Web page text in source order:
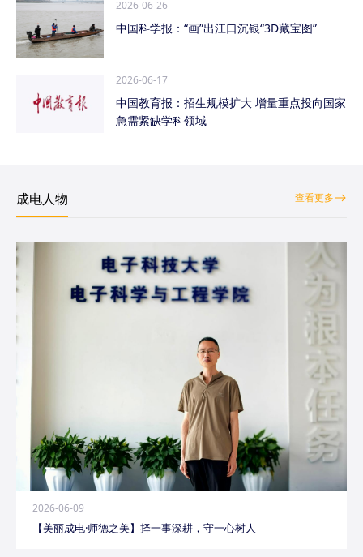
2026-06-26
中国科学报：“画”出江口沉银“3D藏宝图”
2026-06-17
中国教育报：招生规模扩大 增量重点投向国家
急需紧缺学科领域
成电人物 查看更多
2026-06-09
【美丽成电·师德之美】择一事深耕，守一心树人